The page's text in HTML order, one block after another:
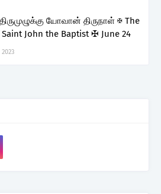
யோவான் திருநாள் ✠ The
Saint John the Baptist ✠ June 24
2023